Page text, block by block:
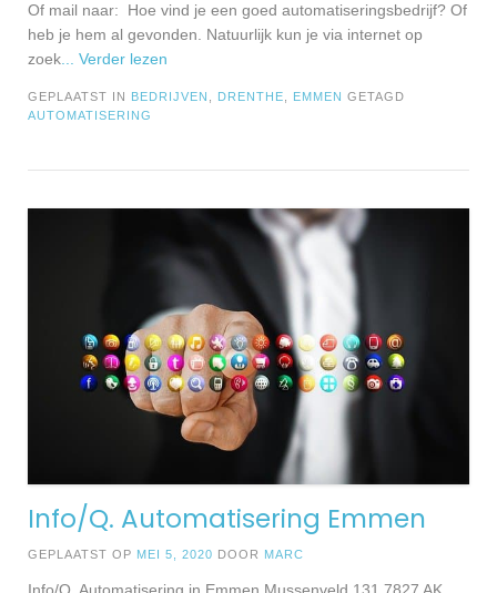
Of mail naar: Hoe vind je een goed automatiseringsbedrijf? Of
heb je hem al gevonden. Natuurlijk kun je via internet op
zoek ... Verder lezen
GEPLAATST IN BEDRIJVEN DRENTHE EMMEN GETAGD
AUTOMATISERING
Info/Q. Automatisering Emmen
GEPLAATST OP MEI 5, 2020 DOOR MARC
Info/Q. Automatisering in Emmen Mussenveld 131 7827 AK